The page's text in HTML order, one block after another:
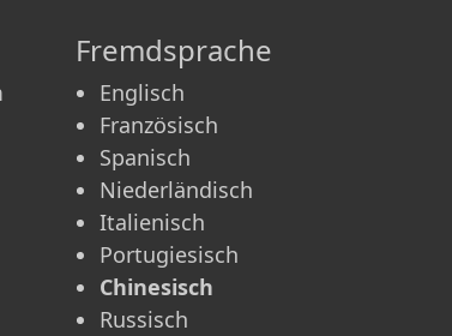
Fremdsprache
Englisch
Französisch
Spanisch
Niederländisch
Italienisch
Portugiesisch
Chinesisch
Russisch